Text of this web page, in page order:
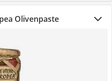
Olivenpaste